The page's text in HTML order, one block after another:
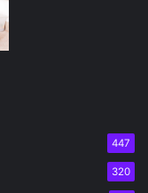
447
320